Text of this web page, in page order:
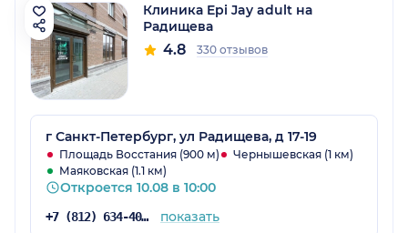
Клиника Epi Jay adult на
Радищева
4.8 330 отзывов
г Санкт-Петербург, ул Радищева, д 17-19
Площадь Восстания (900 м)
Чернышевская (1 км)
Маяковская (1.1 км)
Откроется 10.08 в 10:00
+7 (812) 634-40-31 показать